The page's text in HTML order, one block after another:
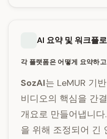
AI 요약 및 워크플
각 플랫폼은 어떻게 요약하
SozAI는 LeMUR 기
비디오의 핵심을 간
개요로 만들어냅니
을 위해 조정되어 긴